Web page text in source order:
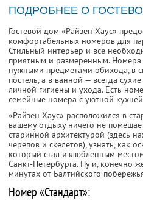
ПОДРОБНЕЕ О
Гостевой дом «Райзен Хаус»
комфортабельных номеров для
Стильный интерьер и все
приятным и размеренным. Номера
нужными предметами обихода, в
постель, а в ванной — всегда
личной гигиены и ухода. Есть
семейные номера с уютной
«Райзен Хаус» расположился в
вашему отдыху ничего не
старинной архитектурой (здесь
черепов и скелетов), узнать, как
который стал излюбленным
Санкт-Петербурга. Ну и, конечно
минутах от Балтийского
Номер «Стандарт»: